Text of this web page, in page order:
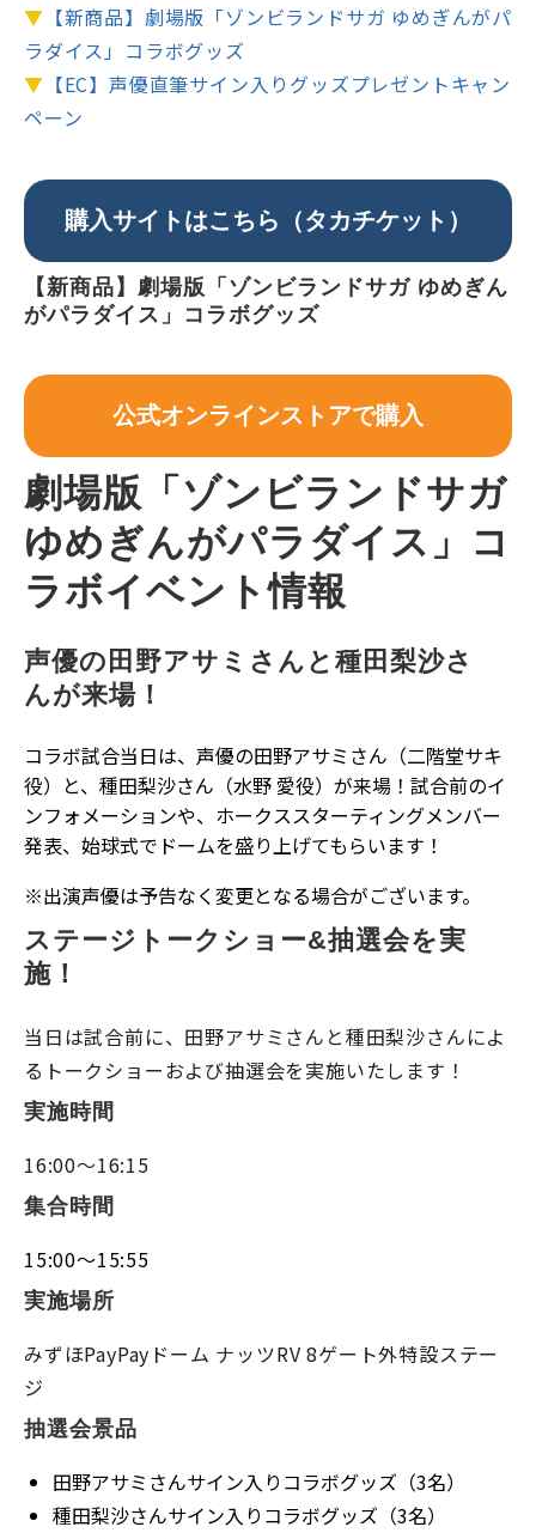
▼ 【新商品】劇場版「ゾンビランドサガ ゆめぎんがパ
ラダイス」コラボグッズ
▼ 【EC】声優直筆サイン入りグッズプレゼントキャン
ペーン
購入サイトはこちら（タカチケット）
【新商品】劇場版「ゾンビランドサガ ゆめぎん
がパラダイス」コラボグッズ
公式オンラインストアで購入
劇場版「ゾンビランドサガ
ゆめぎんがパラダイス」コ
ラボイベント情報
声優の田野アサミさんと種田梨沙さ
んが来場！
コラボ試合当日は、声優の田野アサミさん（二階堂サキ
役）と、種田梨沙さん（水野 愛役）が来場！試合前のイ
ンフォメーションや、ホークススターティングメンバー
発表、始球式でドームを盛り上げてもらいます！
※出演声優は予告なく変更となる場合がございます。
ステージトークショー&抽選会を実
施！
当日は試合前に、田野アサミさんと種田梨沙さんによ
るトークショーおよび抽選会を実施いたします！
実施時間
16:00～16:15
集合時間
15:00～15:55
実施場所
みずほPayPayドーム ナッツRV 8ゲート外特設ステー
ジ
抽選会景品
田野アサミさんサイン入りコラボグッズ（3名）
種田梨沙さんサイン入りコラボグッズ（3名）